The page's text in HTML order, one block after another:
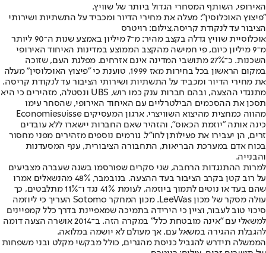
האירופי, השותף המסחרי הגדול ביותר של שוויץ.
״פיצוץ האוכלוסין״: מעלה את מחירי הדיור ומכביד על התשתיות ושירותי
הציבור עד לנקודת קריסה,צילום: רויטרס
אוכלוסיית שוויץ גדלה בקצב מהיר: מ־7 מיליון באמצע שנות ה־90 ליותר
מ־9 מיליון כיום, פי חמישה מהקצב הממוצע במדינות האיחוד האירופי
השכנות. כ־27% מתושבי המדינה אינם אזרחים. מפלגת העם, שזוכה
במקום הראשון בכל בחירות מאז 1999, טוענת כי ״פיצוץ האוכלוסין״ מעלה
את מחירי הדיור ומכביד על התשתיות ושירותי הציבור עד לנקודת קריסה.
מתנגדי ההצעה, ובהם חברות ענק כמו רוש, UBS ונסטלה, מזהירים כי היא
תסכן את ההסכמים הבילטרליים עם האיחוד האירופי, שהסחר עימו
מהווה כמחצית מהיצוא השוויצרי. ארגון המעסיקים Economiesuisse
כינה אותה ״יוזמת הכאוס״, והזהיר שאם החברות יישארו ללא עובדים
זרים, הן יעבירו את פעילותן לחו״ל. גורמים נוספים מזהירים מפני מחסור
בכוח אדם במערכת הבריאות, התחבורה הציבורית, ענף המסעדנות
והבנייה.
למרות ההתנגדות הרחבה, שני סקרים שפורסמו בשנה שעברה מצביעים
על רוב קטן בקרב הציבור בעד ההצעה. בנובמבר, 48% מהנשאלים אמרו
שהם בעד או נוטים לתמוך ביוזמה, לעומת 41% נגד ו־11% מתלבטים, כך
עולה מסקר של מכון LeeWas. מכון המחקר Sotomo העריך כי ליוזמה
סיכוי טוב לעבור, וציין כי הירידה בתמיכה שמאפיינת בדרך כלל קמפיינים
למשאלי עם ״אינה מובטחת כלל״ במקרה הזה. ב־2014 אושרה הצעה דומה
להגבלת ההגירה במשאל עם, אך מעולם לא יושמה במלואה.
הממשלה תידרש להגביל כניסת מהגרים, כולל מבקשי מקלט ובני משפחות